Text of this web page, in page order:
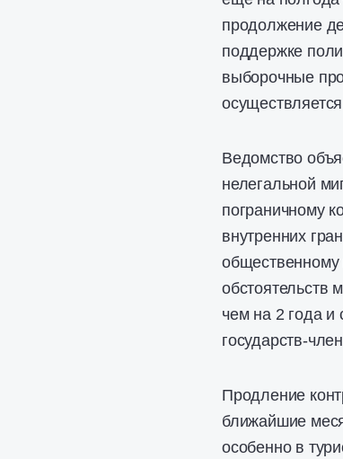
продолжение
поддержке
выборочные
Ведомство
нелегальной
пограничному
внутренних
общественному
обстоятельств
чем на 2 года и
государств-
Продление
ближайшие
особенно в